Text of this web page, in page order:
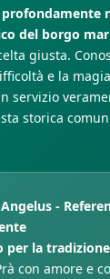
del borgo
giusta.
e la
servizio
storica
-
per la
con amore e